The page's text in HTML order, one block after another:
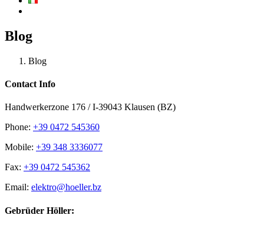
Blog
Blog
Contact Info
Handwerkerzone 176 / I-39043 Klausen (BZ)
Phone: +39 0472 545360
Mobile: +39 348 3336077
Fax: +39 0472 545362
Email: elektro@hoeller.bz
Gebrüder Höller: